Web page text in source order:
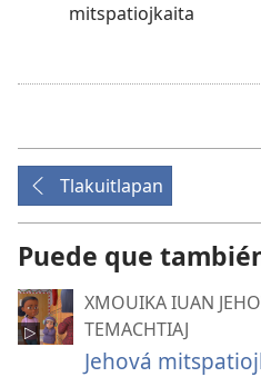
mitspatiojkaita
Tlakuitlapan
Puede que
XMOUIKA IUAN
TEMACHTIAJ
Jehová